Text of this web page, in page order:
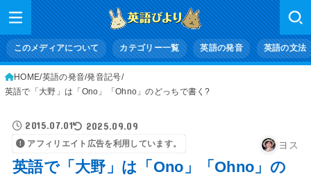
このメディアについて カテゴリー一覧 英語の発音 英語の文法
HOME 英語の発音 発音記号
英語で「大野」は「Ono」「Ohno」のどっちで書く?
2015.07.01 2025.09.09
アフィリエイト広告を利用しています。 ヨス
英語で「大野」は「Ono」「Ohno」の